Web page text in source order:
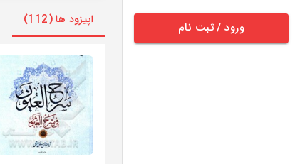
ورود / ثبت نام اپیزود ها (112)